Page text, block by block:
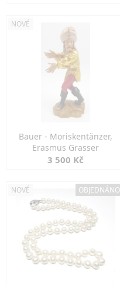
NOVÉ
Bauer - Moriskentänzer,
Erasmus Grasser
3 500 Kč
NOVÉ OBJEDNÁNO